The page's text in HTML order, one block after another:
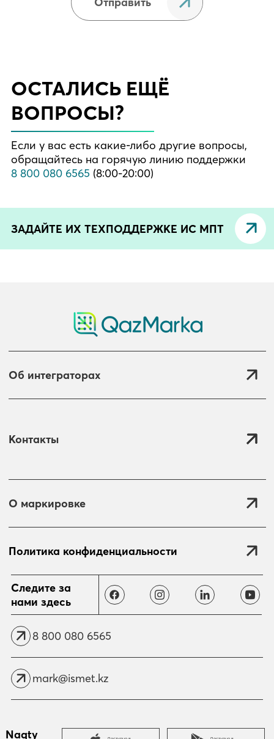
ОСТАЛИСЬ ЕЩЁ
ВОПРОСЫ?
Если у вас есть какие-либо другие вопросы,
обращайтесь на горячую линию поддержки
8 800 080 6565 (8:00-20:00)
ЗАДАЙТЕ ИХ ТЕХПОДДЕРЖКЕ ИС МПТ
Об интеграторах
Контакты
О маркировке
Политика конфиденциальности
Naqty
Следите за
нами здесь
8 800 080 6565
mark@ismet.kz